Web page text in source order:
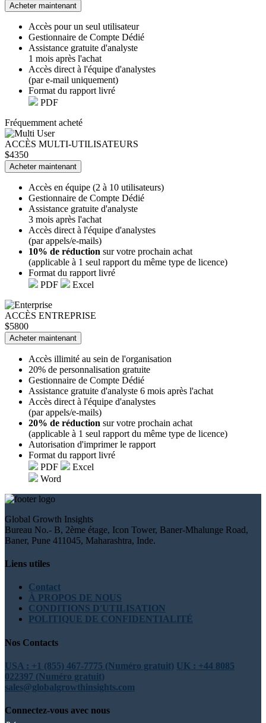
Acheter maintenant
Accès pour un seul utilisateur
Gestionnaire de Compte Dédié
Assistance gratuite d'analyste
1 mois après l'achat
Accès direct à l'équipe d'analystes
(par e-mail uniquement)
Format du rapport livré
PDF
Fréquemment acheté
ACCÈS MULTI-UTILISATEURS
$4350
Acheter maintenant
Accès en équipe (2 à 10 utilisateurs)
Gestionnaire de Compte Dédié
Assistance gratuite d'analyste
3 mois après l'achat
Accès direct à l'équipe d'analystes
(par appels/e-mails)
10% de réduction sur votre prochain achat
(applicable à 1 seul rapport du même type de licence)
Format du rapport livré
PDF
Excel
ACCÈS ENTREPRISE
$5800
Acheter maintenant
Accès illimité au sein de l'organisation
20% de personnalisation gratuite
Gestionnaire de Compte Dédié
Assistance gratuite d'analyste 6 mois après l'achat
Accès direct à l'équipe d'analystes
(par appels/e-mails)
20% de réduction sur votre prochain achat
(applicable à 1 seul rapport du même type de licence)
Autorisation d'imprimer le rapport
Format du rapport livré
PDF
Excel
Word
Global Growth Insights
Bureau No.- B, 2ème étage, Icon Tower, Baner-Mhalunge Road,
Baner, Pune 411045, Maharashtra, Inde.
Liens utiles
Contact
À PROPOS DE NOUS
CONDITIONS D'UTILISATION
POLITIQUE DE CONFIDENTIALITÉ
Nos Contacts
USA : +1 (855) 467-7775 (Numéro gratuit) UK : +44 8085
022397 (Numéro gratuit)
sales@globalgrowthinsights.com
Connectez-vous avec nous